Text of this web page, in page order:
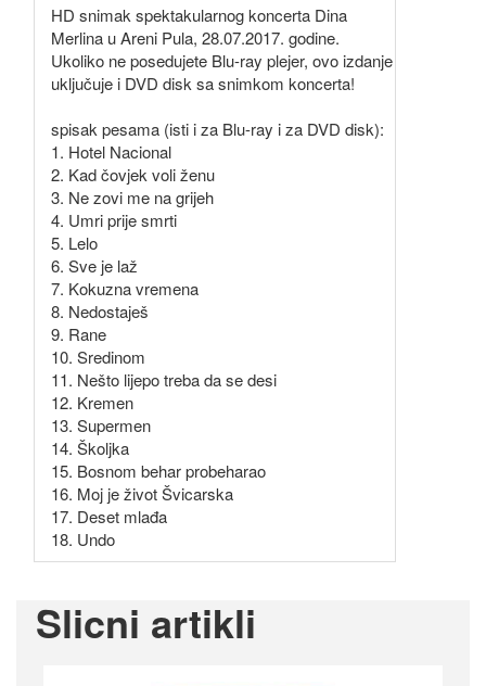
HD snimak spektakularnog koncerta Dina
Merlina u Areni Pula, 28.07.2017. godine.
Ukoliko ne posedujete Blu-ray plejer, ovo izdanje
uključuje i DVD disk sa snimkom koncerta!
spisak pesama (isti i za Blu-ray i za DVD disk):
1. Hotel Nacional
2. Kad čovjek voli ženu
3. Ne zovi me na grijeh
4. Umri prije smrti
5. Lelo
6. Sve je laž
7. Kokuzna vremena
8. Nedostaješ
9. Rane
10. Sredinom
11. Nešto lijepo treba da se desi
12. Kremen
13. Supermen
14. Školjka
15. Bosnom behar probeharao
16. Moj je život Švicarska
17. Deset mlađa
18. Undo
Slicni artikli